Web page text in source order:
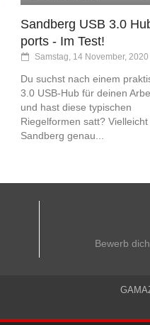
Sandberg USB 3.0
ports - Im Test!
Samstag, 14 November, 2020
Du suchst nach einem
3.0 USB-Hub für deinen
und hast diese typischen
Riegelformen satt?
Sandberg genau...
Bewerb